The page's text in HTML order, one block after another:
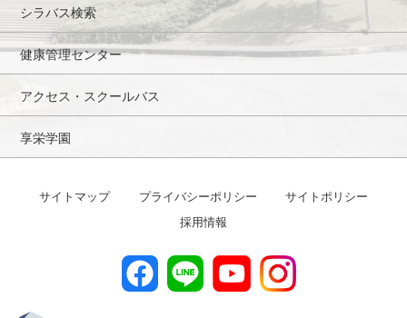
シラバス検索
健康管理センター
アクセス・スクールバス
享栄学園
サイトマップ プライバシーポリシー
サイトポリシー
採用情報